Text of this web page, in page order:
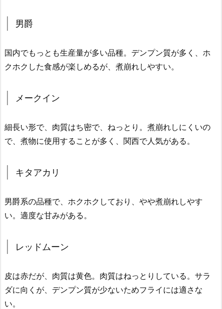
男爵
国内でもっとも生産量が多い品種。デンプン質が多く、ホ
クホクした食感が楽しめるが、煮崩れしやすい。
メークイン
細長い形で、肉質はち密で、ねっとり。煮崩れしにくいの
で、煮物に使用することが多く、関西で人気がある。
キタアカリ
男爵系の品種で、ホクホクしており、やや煮崩れしやす
い。適度な甘みがある。
レッドムーン
皮は赤だが、肉質は黄色。肉質はねっとりしている。サラ
ダに向くが、デンプン質が少ないためフライには適さな
い。